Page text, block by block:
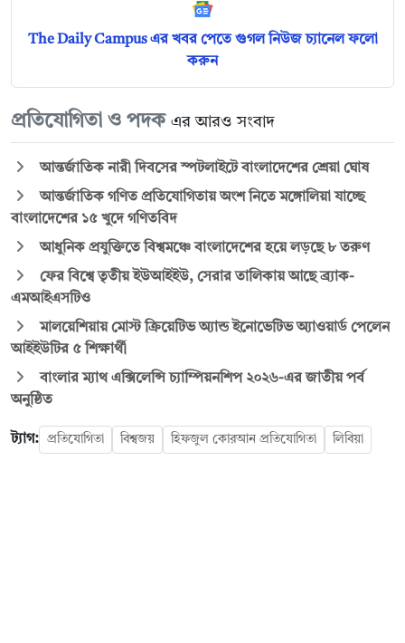
The Daily Campus এর খবর পেতে গুগল নিউজ চ্যানেল ফলো
করুন
প্রতিযোগিতা ও পদক এর আরও সংবাদ
আন্তর্জাতিক নারী দিবসের স্পটলাইটে বাংলাদেশের শ্রেয়া ঘোষ
আন্তর্জাতিক গণিত প্রতিযোগিতায় অংশ নিতে মঙ্গোলিয়া যাচ্ছে
বাংলাদেশের ১৫ খুদে গণিতবিদ
আধুনিক প্রযুক্তিতে বিশ্বমঞ্চে বাংলাদেশের হয়ে লড়ছে ৮ তরুণ
ফের বিশ্বে তৃতীয় ইউআইইউ, সেরার তালিকায় আছে ব্র্যাক-
এমআইএসটিও
মালয়েশিয়ায় মোস্ট ক্রিয়েটিভ অ্যান্ড ইনোভেটিভ অ্যাওয়ার্ড পেলেন
আইইউটির ৫ শিক্ষার্থী
বাংলার ম্যাথ এক্সিলেন্সি চ্যাম্পিয়নশিপ ২০২৬-এর জাতীয় পর্ব
অনুষ্ঠিত
ট্যাগ: প্রতিযোগিতা বিশ্বজয় হিফজুল কোরআন প্রতিযোগিতা লিবিয়া